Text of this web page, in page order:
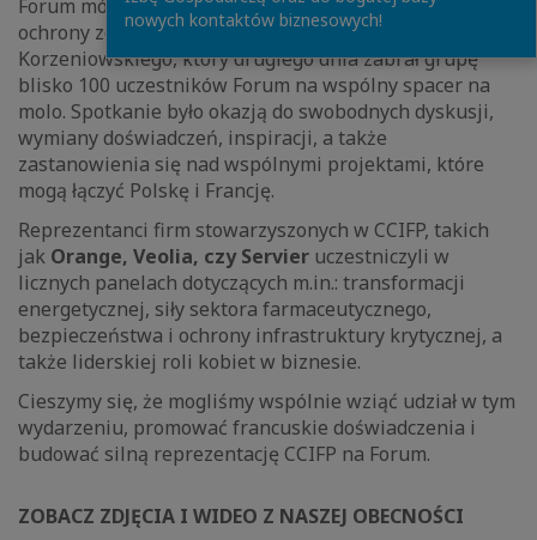
Forum mówiła m.in. o roli profilaktyki w systemie
ochrony zdrowia, czy mistrza olimpijskiego Roberta
Korzeniowskiego, który drugiego dnia zabrał grupę
blisko 100 uczestników Forum na wspólny spacer na
molo. Spotkanie było okazją do swobodnych dyskusji,
wymiany doświadczeń, inspiracji, a także
zastanowienia się nad wspólnymi projektami, które
mogą łączyć Polskę i Francję.
Reprezentanci firm stowarzyszonych w CCIFP, takich
jak Orange, Veolia, czy Servier uczestniczyli w
licznych panelach dotyczących m.in.: transformacji
energetycznej, siły sektora farmaceutycznego,
bezpieczeństwa i ochrony infrastruktury krytycznej, a
także liderskiej roli kobiet w biznesie.
Cieszymy się, że mogliśmy wspólnie wziąć udział w tym
wydarzeniu, promować francuskie doświadczenia i
budować silną reprezentację CCIFP na Forum.
ZOBACZ ZDJĘCIA I WIDEO Z NASZEJ OBECNOŚCI
nowych kontaktów biznesowych!